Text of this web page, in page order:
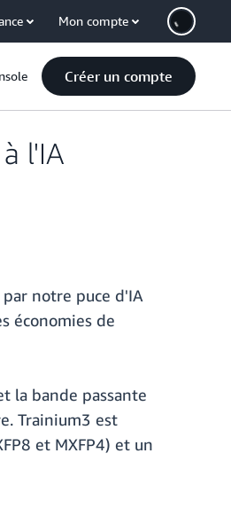
Mon compte
Créer un compte
l'IA
notre puce d'IA
économies de
la bande passante
Trainium3 est
et MXFP4) et un